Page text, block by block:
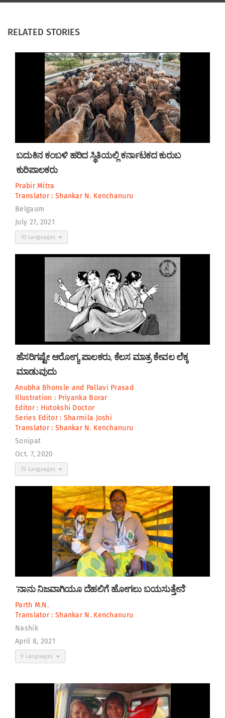
RELATED STORIES
ಬದುಕಿನ ಕಂಬಳಿ ಹರಿದ ಸ್ಥಿತಿಯಲ್ಲಿ ಕರ್ನಾಟಕದ ಕುರುಬ
ಕುರಿಪಾಲಕರು
Prabir Mitra
Translator : Shankar N. Kenchanuru
Belgaum
July 27, 2021
10 Languages
ಹೆಸರಿಗಷ್ಟೇ ಆರೋಗ್ಯ ಪಾಲಕರು, ಕೆಲಸ ಮಾತ್ರ ಕೇವಲ ಲೆಕ್ಕ
ಮಾಡುವುದು
Anubha Bhonsle and Pallavi Prasad
Illustration : Priyanka Borar
Editor : Hutokshi Doctor
Series Editor : Sharmila Joshi
Translator : Shankar N. Kenchanuru
Sonipat
Oct. 7, 2020
15 Languages
'ನಾನು ನಿಜವಾಗಿಯೂ ದೆಹಲಿಗೆ ಹೋಗಲು ಬಯಸುತ್ತೇನೆ'
Parth M.N.
Translator : Shankar N. Kenchanuru
Nashik
April 8, 2021
9 Languages